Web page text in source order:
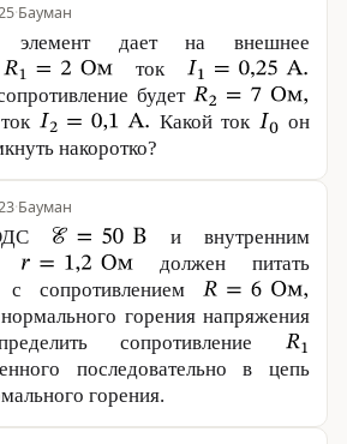
·Бауман
элемент дает на внешнее
ток
будет
Какой ток
он
накоротко?
·Бауман
и внутренним
должен питать
сопротивлением
горения напряжения
сопротивление
последовательно в цепь
горения.